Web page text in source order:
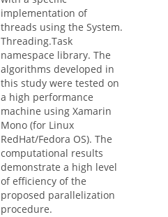
implementation of
threads using the System.
Threading.Task
namespace library. The
algorithms developed in
this study were tested on
a high performance
machine using Xamarin
Mono (for Linux
RedHat/Fedora OS). The
computational results
demonstrate a high level
of efficiency of the
proposed parallelization
procedure.